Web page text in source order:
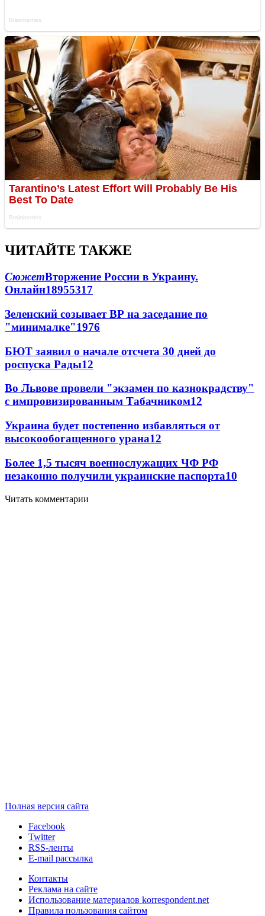
ЧИТАЙТЕ ТАКЖЕ
СюжетВторжение России в Украину.
Онлайн18955317
Зеленский созывает ВР на заседание по
"минималке"1976
БЮТ заявил о начале отсчета 30 дней до
роспуска Рады12
Во Львове провели "экзамен по казнокрадству"
с импровизированным Табачником12
Украина будет постепенно избавляться от
высокообогащенного урана12
Более 1,5 тысяч военнослужащих ЧФ РФ
незаконно получили украинские паспорта10
Читать комментарии
Полная версия сайта
Facebook
Twitter
RSS-ленты
E-mail рассылка
Контакты
Реклама на сайте
Использование материалов korrespondent.net
Правила пользования сайтом